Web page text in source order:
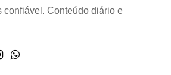
confiável. Conteúdo diário e